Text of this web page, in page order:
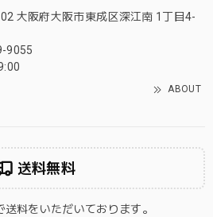
大阪府大阪市東成区深江南 1丁目4-
9055
ABOUT
送料無料
料をいただいております。